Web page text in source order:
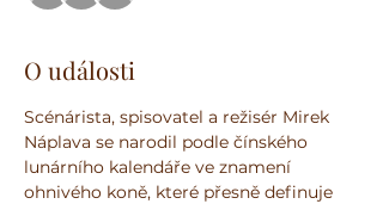
O události
Scénárista, spisovatel a režisér Mirek
Náplava se narodil podle čínského
lunárního kalendáře ve znamení
ohnivého koně, které přesně definuje